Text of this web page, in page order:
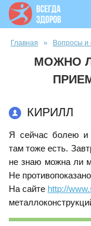
Вы здесь
Главная » Вопросы и
МОЖНО
КИРИЛЛ
Я сейчас болею и
там тоже есть.
не знаю можна ли
Не
На сайте http://